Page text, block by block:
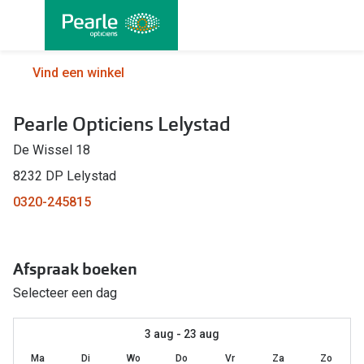
Alle brillen
Herenbrillen
Kinderbrillen
Soorten brillen
Multifocale bril
Blauw-violet licht bril
Vind een winkel
Pearle Opticiens Lelystad
De Wissel 18
8232 DP Lelystad
0320-245815
Afspraak boeken
Selecteer een dag
3 aug - 23 aug
Ma Di Wo Do Vr Za Zo